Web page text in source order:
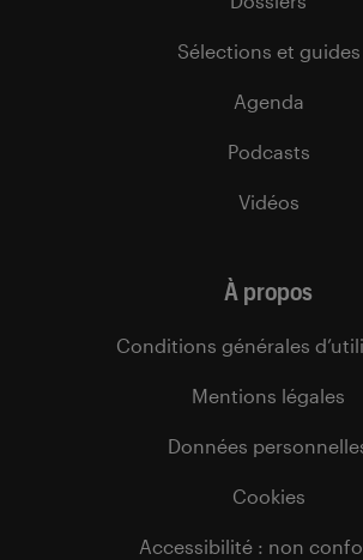
Sélections et guides
Agenda
Podcasts
Vidéos
À propos
Conditions générales
Mentions légales
Données
Cookies
Accessibilité : non